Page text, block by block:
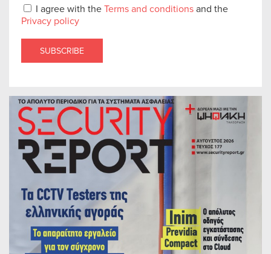
I agree with theTerms and conditionsand the
Privacy policy
SUBSCRIBE